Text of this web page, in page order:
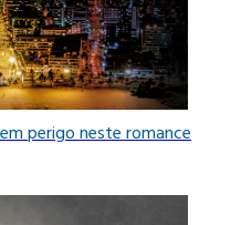
perigo neste romance